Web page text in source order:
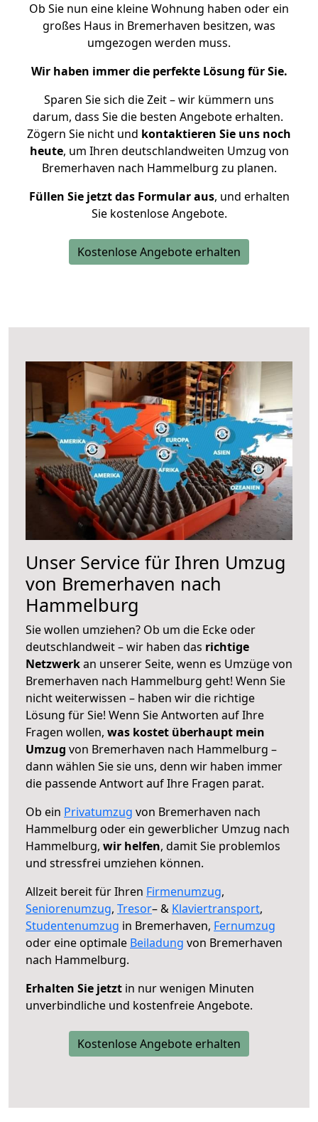
Ob Sie nun eine kleine Wohnung haben oder ein
großes Haus in Bremerhaven besitzen, was
umgezogen werden muss.
Wir haben immer die perfekte Lösung für Sie.
Sparen Sie sich die Zeit – wir kümmern uns
darum, dass Sie die besten Angebote erhalten.
Zögern Sie nicht und kontaktieren Sie uns noch
heute, um Ihren deutschlandweiten Umzug von
Bremerhaven nach Hammelburg zu planen.
Füllen Sie jetzt das Formular aus, und erhalten
Sie kostenlose Angebote.
Kostenlose Angebote erhalten
Unser Service für Ihren Umzug
von Bremerhaven nach
Hammelburg
Sie wollen umziehen? Ob um die Ecke oder
deutschlandweit – wir haben das richtige
Netzwerkan unserer Seite, wenn es Umzüge von
Bremerhaven nach Hammelburg geht! Wenn Sie
nicht weiterwissen – haben wir die richtige
Lösung für Sie! Wenn Sie Antworten auf Ihre
Fragen wollen, was kostet überhaupt mein
Umzug von Bremerhaven nach Hammelburg –
dann wählen Sie sie uns, denn wir haben immer
die passende Antwort auf Ihre Fragen parat.
Ob ein Privatumzug von Bremerhaven nach
Hammelburg oder ein gewerblicher Umzug nach
Hammelburg, wir helfen, damit Sie problemlos
und stressfrei umziehen können.
Allzeit bereit für Ihren Firmenumzug,
Seniorenumzug, Tresor– & Klaviertransport,
Studentenumzug in Bremerhaven, Fernumzug
oder eine optimale Beiladung von Bremerhaven
nach Hammelburg.
Erhalten Sie jetzt in nur wenigen Minuten
unverbindliche und kostenfreie Angebote.
Kostenlose Angebote erhalten